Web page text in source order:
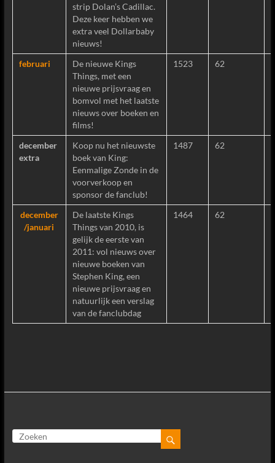
strip Dolan’s Cadillac.
Deze keer hebben we
extra veel Dollarbaby
nieuws!
februari
De nieuwe Kings
Things, met een
nieuwe prijsvraag en
bomvol met het laatste
nieuws over boeken en
films!
1523 62
december
extra
Koop nu het nieuwste
boek van King:
Eenmalige Zonde in de
voorverkoop en
sponsor de fanclub!
1487 62
december
/januari
De laatste Kings
Things van 2010, is
gelijk de eerste van
2011: vol nieuws over
nieuwe boeken van
Stephen King, een
nieuwe prijsvraag en
natuurlijk een verslag
van de fanclubdag
1464 62